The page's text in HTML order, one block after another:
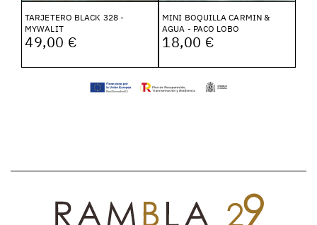
TARJETERO BLACK 328 -
MYWALIT
49,00 €
MINI BOQUILLA CARMIN &
AGUA - PACO LOBO
18,00 €